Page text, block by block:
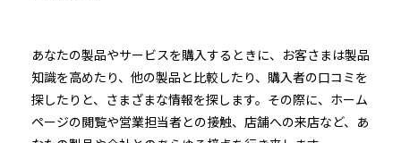
あなたの製品やサービスを購入するときに、お客さまは製品
知識を高めたり、他の製品と比較したり、購入者の口コミを
探したりと、さまざまな情報を探します。その際に、ホーム
ページの閲覧や営業担当者との接触、店舗への来店など、あ